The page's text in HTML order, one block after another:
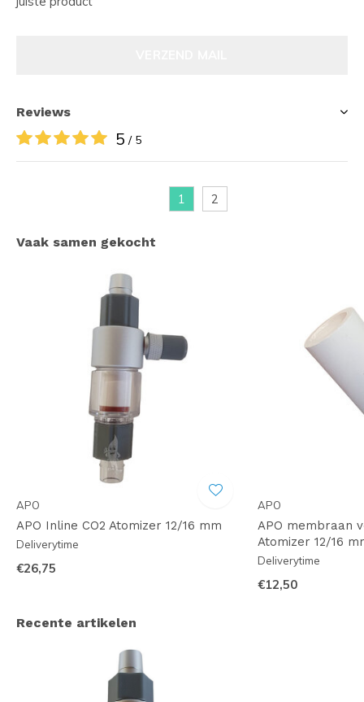
Reviews
5 / 5
1 2
Vaak samen gekocht
APO
APO Inline CO2 Atomizer 12/16 mm
Deliverytime
€26,75
APO
APO membraan
Atomizer 12/16
Deliverytime
€12,50
Recente artikelen